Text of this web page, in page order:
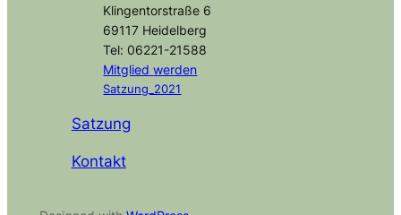
Klingentorstraße 6
69117 Heidelberg
Tel: 06221-21588
Mitgliedwerden
Satzung_2021
Satzung
Kontakt